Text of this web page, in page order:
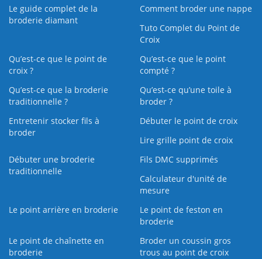
Le guide complet de la
broderie diamant
Comment broder une nappe
Tuto Complet du Point de
Croix
Qu’est-ce que le point de
croix ?
Qu’est-ce que le point
compté ?
Qu’est-ce que la broderie
traditionnelle ?
Qu’est‑ce qu’une toile à
broder ?
Entretenir stocker fils à
broder
Débuter le point de croix
Lire grille point de croix
Débuter une broderie
traditionnelle
Fils DMC supprimés
Calculateur d'unité de
mesure
Le point arrière en broderie
Le point de feston en
broderie
Le point de chaînette en
broderie
Broder un coussin gros
trous au point de croix